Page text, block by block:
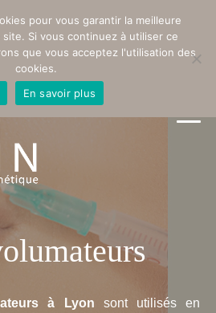
à Lyon sont utilisés en
pour vous garantir la meilleure
Si vous continuez à utiliser ce
que vous acceptez l'utilisation des
cookies.
En savoir plus